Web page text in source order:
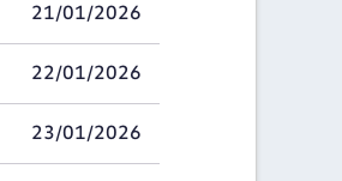
21/01/2026
22/01/2026
23/01/2026